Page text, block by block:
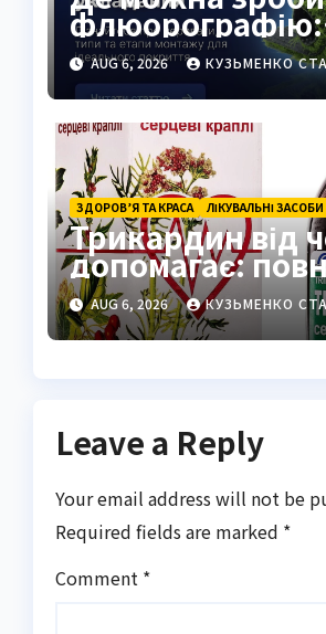
флюорографію:
повний гід для
українців
AUG 6, 2026 КУЗЬМЕНКО
ЗДОРОВ’Я ТА КРАСА ЛІКУВАЛЬНІ ЗАСОБИ
Трикардин від
допомагає:
AUG 6, 2026 КУЗЬМЕНКО
Leave a Reply
Your email address will not be
Required fields are marked *
Comment *